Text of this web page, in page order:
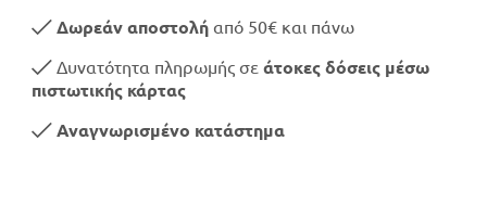
Δωρεάν αποστολήαπό 50€ και πάνω
Δυνατότητα πληρωμής σε άτοκες δόσεις μέσω
πιστωτικής κάρτας
Αναγνωρισμένο κατάστημα